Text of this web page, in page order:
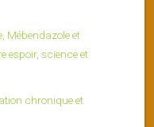
Mébendazole et
espoir, science et
chronique et